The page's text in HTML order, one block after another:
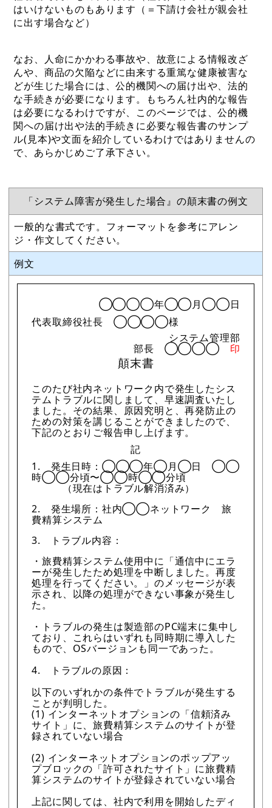
はいけないものもあります（＝下請け会社が親会社
に出す場合など）
なお、人命にかかわる事故や、故意による情報改ざ
んや、商品の欠陥などに由来する重篤な健康被害な
どが生じた場合には、公的機関への届け出や、法的
な手続きが必要になります。もちろん社内的な報告
は必要になるわけですが、このページでは、公的機
関への届け出や法的手続きに必要な報告書のサンプ
ル(見本)や文面を紹介しているわけではありませんの
で、あらかじめご了承下さい。
「システム障害が発生した場合』の顛末書の例文
一般的な書式です。フォーマットを参考にアレン
ジ・作文してください。
例文
◯◯◯◯年◯◯月◯◯日
代表取締役社長 ◯◯◯◯様
システム管理部
部長 ◯◯◯◯ 印
顛末書
このたび社内ネットワーク内で発生したシス
テムトラブルに関しまして、早速調査いたし
ました。その結果、原因究明と、再発防止の
ための対策を講じることができましたので、
下記のとおりご報告申し上げます。
記
1. 発生日時：◯◯◯年◯月◯日 ◯◯
時◯◯分頃〜◯◯時◯◯分頃
（現在はトラブル解消済み）
2. 発生場所：社内◯◯ネットワーク 旅
費精算システム
3. トラブル内容：
・旅費精算システム使用中に「通信中にエラ
ーが発生したため処理を中断しました。再度
処理を行ってください。」のメッセージが表
示され、以降の処理ができない事象が発生し
た。
・トラブルの発生は製造部のPC端末に集中し
ており、これらはいずれも同時期に導入した
もので、OSバージョンも同一であった。
4. トラブルの原因：
以下のいずれかの条件でトラブルが発生する
ことが判明した。
(1) インターネットオプションの「信頼済み
サイト」に、旅費精算システムのサイトが登
録されていない場合
(2) インターネットオプションのポップアッ
プブロックの「許可されたサイト」に旅費精
算システムのサイトが登録されていない場合
上記に関しては、社内で利用を開始したディ